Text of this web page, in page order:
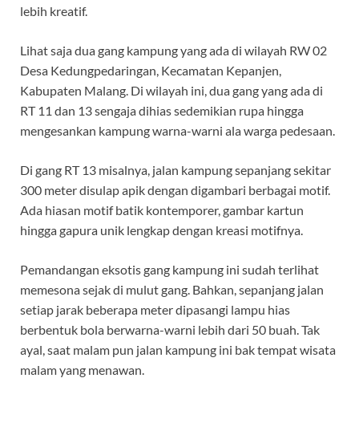
lebih kreatif.
Lihat saja dua gang kampung yang ada di wilayah RW 02
Desa Kedungpedaringan, Kecamatan Kepanjen,
Kabupaten Malang. Di wilayah ini, dua gang yang ada di
RT 11 dan 13 sengaja dihias sedemikian rupa hingga
mengesankan kampung warna-warni ala warga pedesaan.
Di gang RT 13 misalnya, jalan kampung sepanjang sekitar
300 meter disulap apik dengan digambari berbagai motif.
Ada hiasan motif batik kontemporer, gambar kartun
hingga gapura unik lengkap dengan kreasi motifnya.
Pemandangan eksotis gang kampung ini sudah terlihat
memesona sejak di mulut gang. Bahkan, sepanjang jalan
setiap jarak beberapa meter dipasangi lampu hias
berbentuk bola berwarna-warni lebih dari 50 buah. Tak
ayal, saat malam pun jalan kampung ini bak tempat wisata
malam yang menawan.